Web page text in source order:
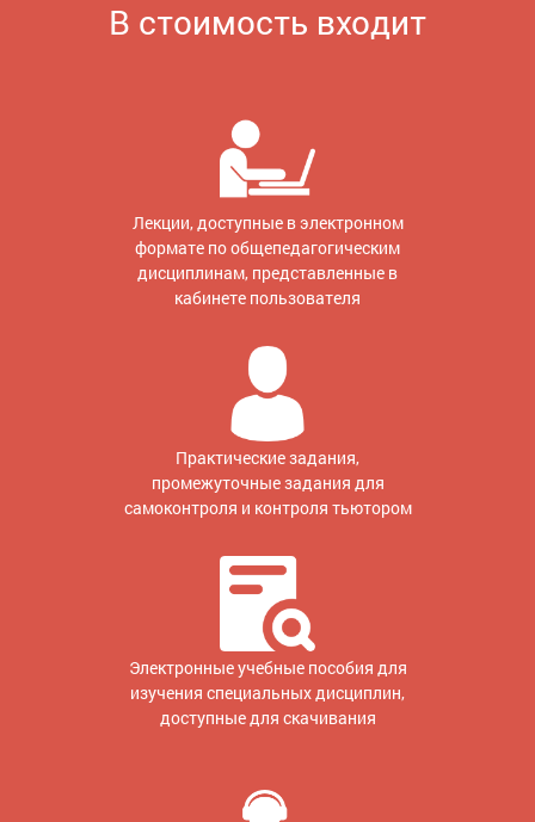
В стоимость входит
Лекции, доступные в электронном
формате по общепедагогическим
дисциплинам, представленные в
кабинете пользователя
Практические задания,
промежуточные задания для
самоконтроля и контроля тьютором
Электронные учебные пособия для
изучения специальных дисциплин,
доступные для скачивания